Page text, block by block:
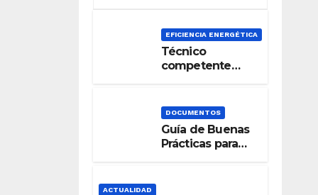
EFICIENCIA ENERGÉTICA
Técnico
competente
la Eficiencia
Energética
DOCUMENTOS
Guía de Buenas
Prácticas para
ACTUALIDAD